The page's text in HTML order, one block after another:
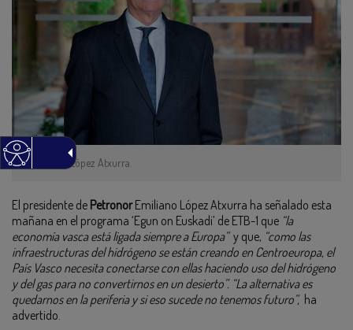
Emiliano López Atxurra.
El presidente de PetronorEmiliano López Atxurra ha señalado esta
mañana en el programa ‘Egun on Euskadi’ de ETB-1 que “la
economía vasca está ligada siempre a Europa”y que, “como las
infraestructuras del hidrógeno se están creando en Centroeuropa, el
País Vasco necesita conectarse con ellas haciendo uso del hidrógeno
y del gas para no convertirnos en un desierto”. “La alternativa es
quedarnos en la periferia y si eso sucede no tenemos futuro”, ha
advertido.